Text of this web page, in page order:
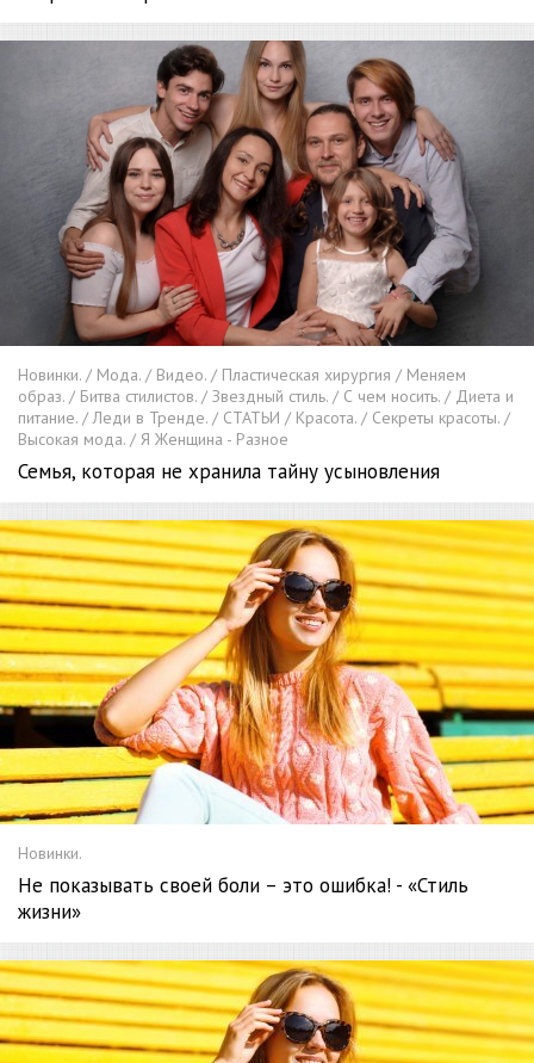
Новинки. / Мода. / Видео. / Пластическая хирургия / Меняем
образ. / Битва стилистов. / Звездный стиль. / С чем носить. / Диета и
питание. / Леди в Тренде. / СТАТЬИ / Красота. / Секреты красоты. /
Высокая мода. / Я Женщина - Разное
Семья, которая не хранила тайну усыновления
Новинки.
Не показывать своей боли – это ошибка! - «Стиль
жизни»